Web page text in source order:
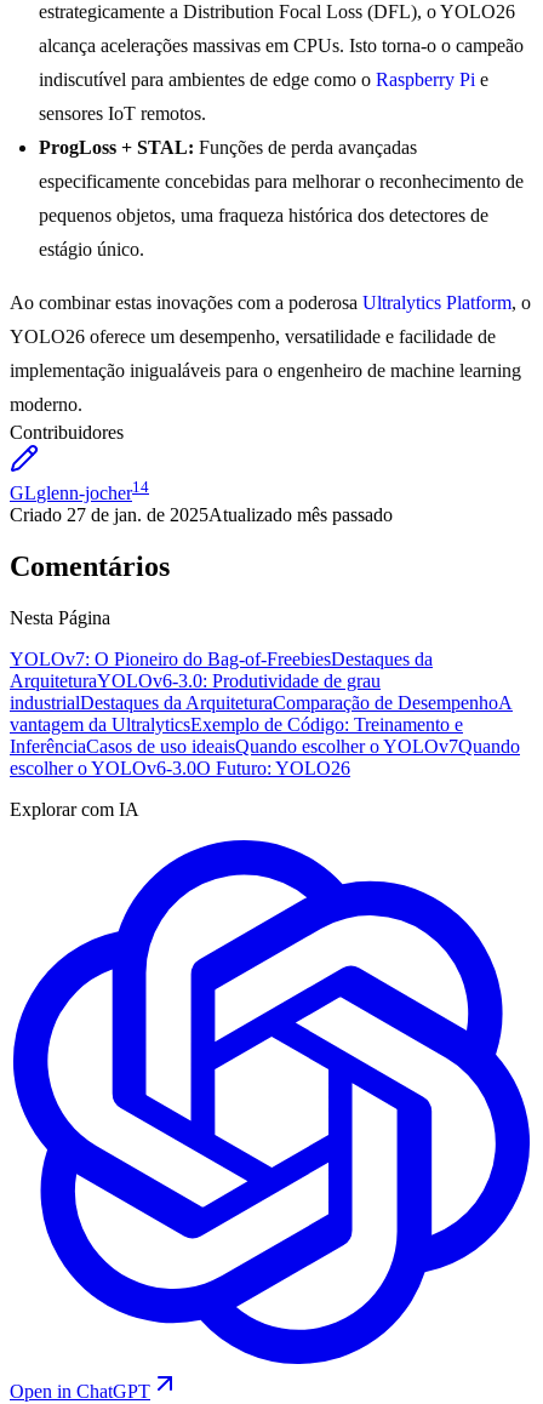
estrategicamente a Distribution Focal Loss (DFL), o YOLO26
alcança acelerações massivas em CPUs. Isto torna-o o campeão
indiscutível para ambientes de edge como o Raspberry Pi e
sensores IoT remotos.
ProgLoss + STAL: Funções de perda avançadas
especificamente concebidas para melhorar o reconhecimento de
pequenos objetos, uma fraqueza histórica dos detectores de
estágio único.
Ao combinar estas inovações com a poderosa Ultralytics Platform, o
YOLO26 oferece um desempenho, versatilidade e facilidade de
implementação inigualáveis para o engenheiro de machine learning
moderno.
Contribuidores
GLglenn-jocher14
Criado 27 de jan. de 2025Atualizado mês passado
Comentários
Nesta Página
YOLOv7: O Pioneiro do Bag-of-FreebiesDestaques da
ArquiteturaYOLOv6-3.0: Produtividade de grau
industrialDestaques da ArquiteturaComparação de DesempenhoA
vantagem da UltralyticsExemplo de Código: Treinamento e
InferênciaCasos de uso ideaisQuando escolher o YOLOv7Quando
escolher o YOLOv6-3.0O Futuro: YOLO26
Explorar com IA
Open in ChatGPT